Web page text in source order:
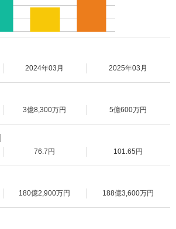
2024年03月 2025年03月
3億8,300万円 5億600万円
76.7円 101.65円
180億2,900万円 188億3,600万円